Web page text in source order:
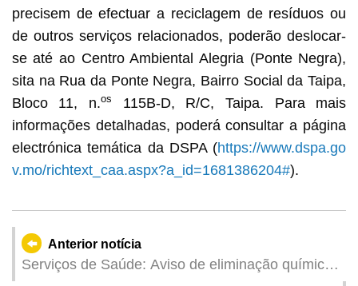
precisem de efectuar a reciclagem de resíduos ou
de outros serviços relacionados, poderão deslocar-
se até ao Centro Ambiental Alegria (Ponte Negra),
sita na Rua da Ponte Negra, Bairro Social da Taipa,
Bloco 11, n.os
115B-D, R/C, Taipa. Para mais
informações detalhadas, poderá consultar a página
electrónica temática da DSPA (https://www.dspa.go
v.mo/richtext_caa.aspx?a_id=1681386204#).
Anterior notícia
Serviços de Saúde: Aviso de eliminação química